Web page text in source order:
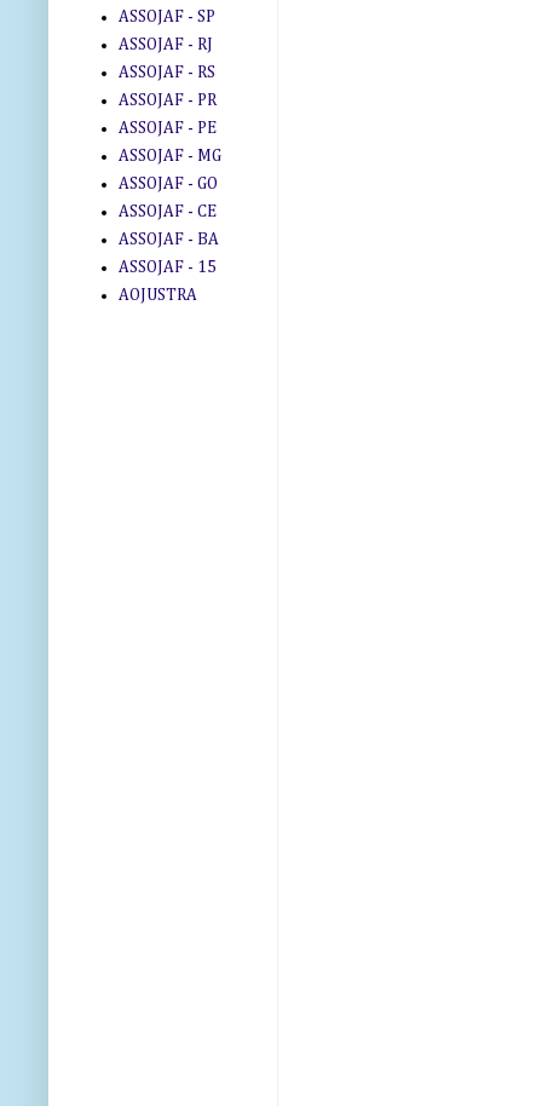
ASSOJAF - SP
ASSOJAF - RJ
ASSOJAF - RS
ASSOJAF - PR
ASSOJAF - PE
ASSOJAF - MG
ASSOJAF - GO
ASSOJAF - CE
ASSOJAF - BA
ASSOJAF - 15
AOJUSTRA